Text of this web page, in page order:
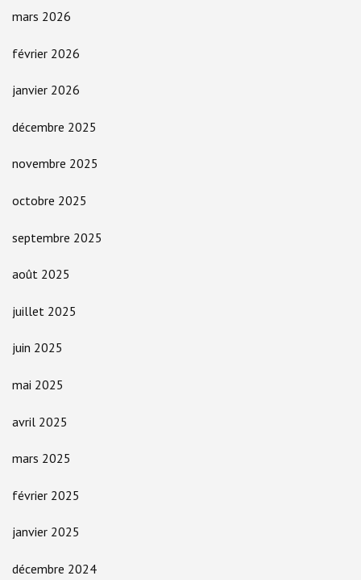
mars 2026
février 2026
janvier 2026
décembre 2025
novembre 2025
octobre 2025
septembre 2025
août 2025
juillet 2025
juin 2025
mai 2025
avril 2025
mars 2025
février 2025
janvier 2025
décembre 2024